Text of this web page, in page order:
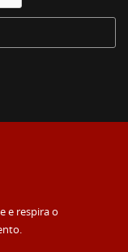
e respira o